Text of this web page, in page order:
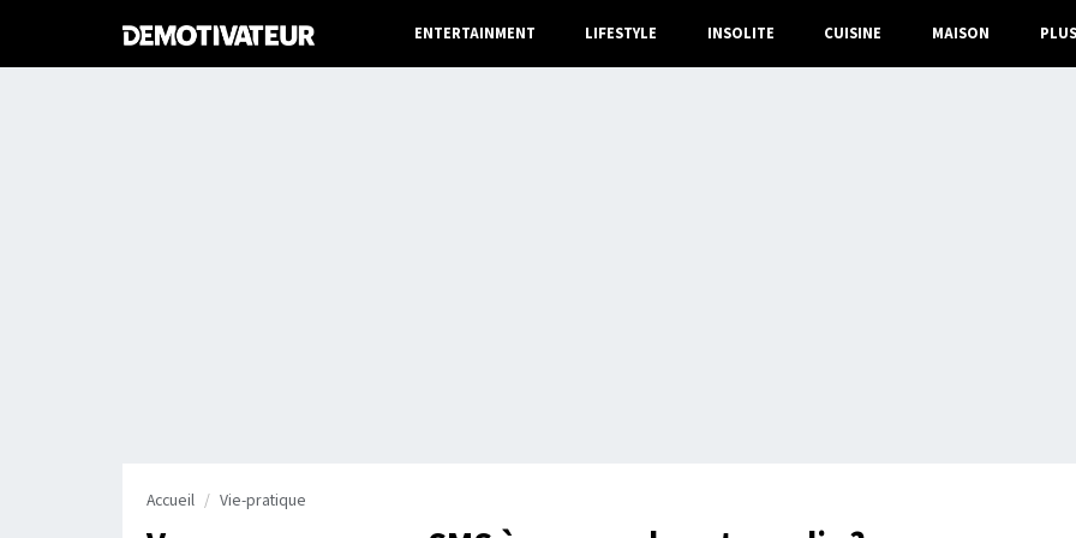
ENTERTAINMENT LIFESTYLE INSOLITE CUISINE MAISON PLUS
Accueil Vie-pratique